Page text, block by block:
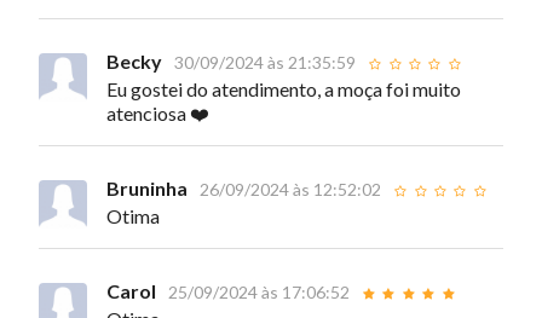
Becky 30/09/2024 às 21:35:59
Eu gostei do atendimento, a moça foi muito
atenciosa ❤️
Bruninha 26/09/2024 às 12:52:02
Otima
Carol 25/09/2024 às 17:06:52